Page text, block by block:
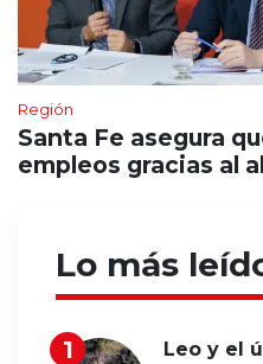
Región
Santa Fe asegura
empleos gracias al
Lo más
Leo y el